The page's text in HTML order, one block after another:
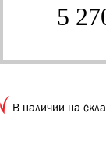
5
В наличии на